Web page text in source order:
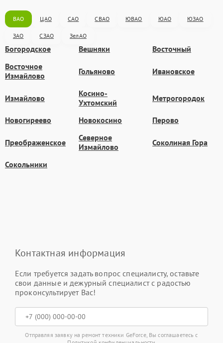
ВАО ЦАО САО СВАО ЮВАО ЮАО ЮЗАО
ЗАО СЗАО ЗелАО
Богородское Вешняки
Восточный
Восточное
Измайлово
Гольяново Ивановское
Измайлово
Косино-
Ухтомский
Метрогородок
Новогиреево Новокосино Перово
Преображенское
Северное
Измайлово
Соколиная Гора
Сокольники
Контактная информация
Если требуется задать вопрос специалисту, оставьте
свои данные и дежурный специалист с радостью
проконсультирует Вас!
Отправляя заявку на ремонт техники GeForce, Вы соглашаетесь с